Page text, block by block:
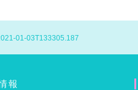
01-03T133305.187
報